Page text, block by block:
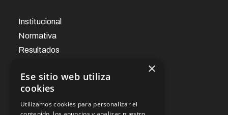
Institucional
Normativa
Resultados
Noticias
×
Ese sitio web utiliza
cookies
Utilizamos cookies para personalizar el